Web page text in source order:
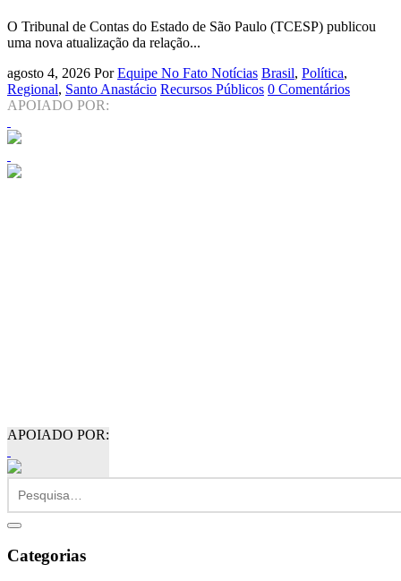
O Tribunal de Contas do Estado de São Paulo (TCESP) publicou
uma nova atualização da relação...
agosto 4, 2026 Por Equipe No Fato Notícias Brasil, Política,
Regional, Santo Anastácio Recursos Públicos 0 Comentários
APOIADO POR:
APOIADO POR:
Categorias